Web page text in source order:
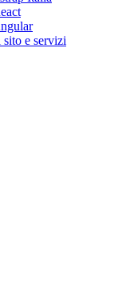
e servizi